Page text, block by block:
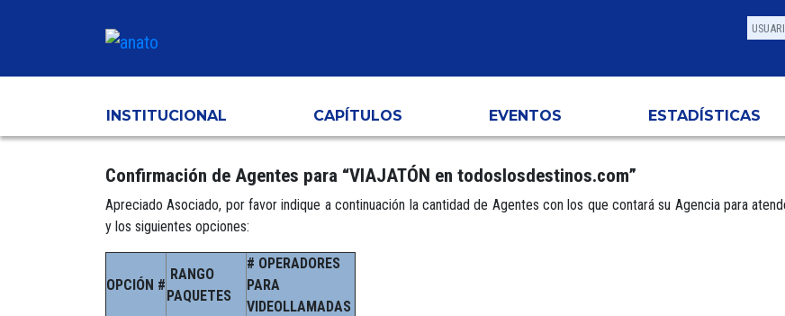
INSTITUCIONAL CAPÍTULOS EVENTOS ESTADÍSTICAS
Confirmación de Agentes para “VIAJATÓN en todoslosdestinos.com”
Apreciado Asociado, por favor indique a continuación la cantidad de Agentes con los que contará su Agencia para
y los siguientes opciones:
OPCIÓN #
RANGO
PAQUETES
# OPERADORES
PARA
VIDEOLLAMADAS